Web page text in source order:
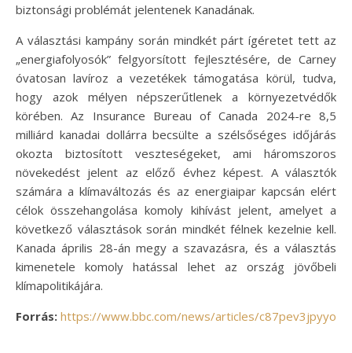
biztonsági problémát jelentenek Kanadának.
A választási kampány során mindkét párt ígéretet tett az
„energiafolyosók” felgyorsított fejlesztésére, de Carney
óvatosan lavíroz a vezetékek támogatása körül, tudva,
hogy azok mélyen népszerűtlenek a környezetvédők
körében. Az Insurance Bureau of Canada 2024-re 8,5
milliárd kanadai dollárra becsülte a szélsőséges időjárás
okozta biztosított veszteségeket, ami háromszoros
növekedést jelent az előző évhez képest. A választók
számára a klímaváltozás és az energiaipar kapcsán elért
célok összehangolása komoly kihívást jelent, amelyet a
következő választások során mindkét félnek kezelnie kell.
Kanada április 28-án megy a szavazásra, és a választás
kimenetele komoly hatással lehet az ország jövőbeli
klímapolitikájára.
Forrás: https://www.bbc.com/news/articles/c87pev3jpyyo